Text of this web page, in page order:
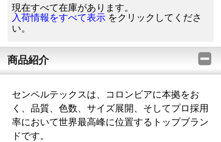
現在すべて在庫があります。
入荷情報をすべて表示 をクリックしてくださ
い。
商品紹介
センペルテックスは、コロンビアに本拠をお
く、品質、色数、サイズ展開、そしてプロ採用
率において世界最高峰に位置するトップブラン
ドです。